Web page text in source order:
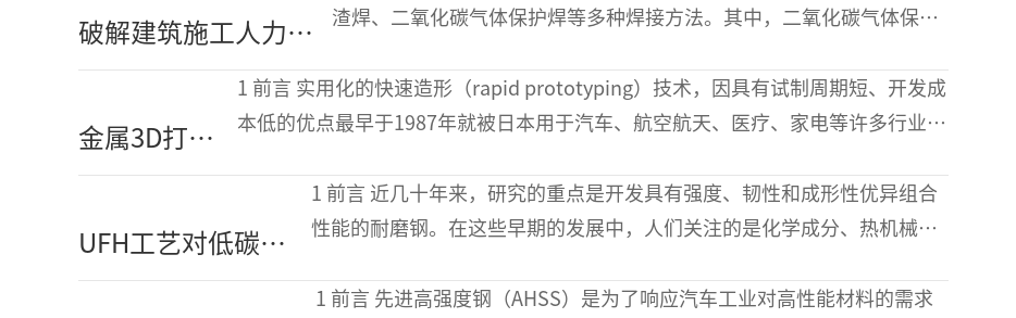
破解建筑施工人力减
少难题：日本高效窄
坡口焊接技术应用详
解
渣焊、二氧化碳气体保护焊等多种焊接方法。其中，二氧化碳气体保护
金属3D打印
技术应用案例
1 前言 实用化的快速造形（rapid prototyping）技术，因具有试制周期短、开发成
本低的优点最早于1987年就被日本用于汽车、航空航天、医疗、家电等许多行业。
UFH工艺对低碳耐
磨钢马氏体组织形
1 前言 近几十年来，研究的重点是开发具有强度、韧性和成形性优异组合
性能的耐磨钢。在这些早期的发展中，人们关注的是化学成分、热机械过
1 前言 先进高强度钢（AHSS）是为了响应汽车工业对高性能材料的需求